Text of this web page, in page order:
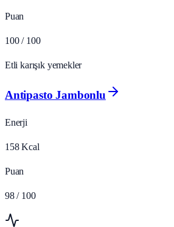
Puan
100 / 100
Etli karışık yemekler
Antipasto Jambonlu
Enerji
158 Kcal
Puan
98 / 100